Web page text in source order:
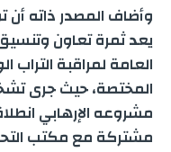
وأضاف المصدر ذاته
يعد ثمرة تعاون
العامة لمراقبة
المختصة، حيث جرى
مشروعه الإرهابي
مشتركة مع مكتب